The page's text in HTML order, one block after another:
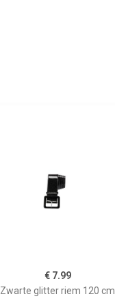
€ 7.99
Zwarte glitter riem 120 cm